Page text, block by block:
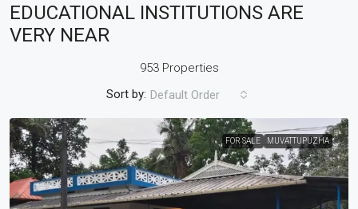
EDUCATIONAL INSTITUTIONS ARE
VERY NEAR
953 Properties
Sort by: Default Order
FOR SALE MUVATTUPUZHA